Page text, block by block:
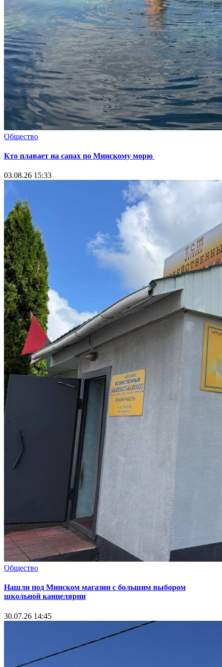
Общество
Кто плавает на сапах по Минскому морю
03.08.26 15:33
Общество
Нашли под Минском магазин с большим выбором
школьной канцелярии
30.07.26 14:45